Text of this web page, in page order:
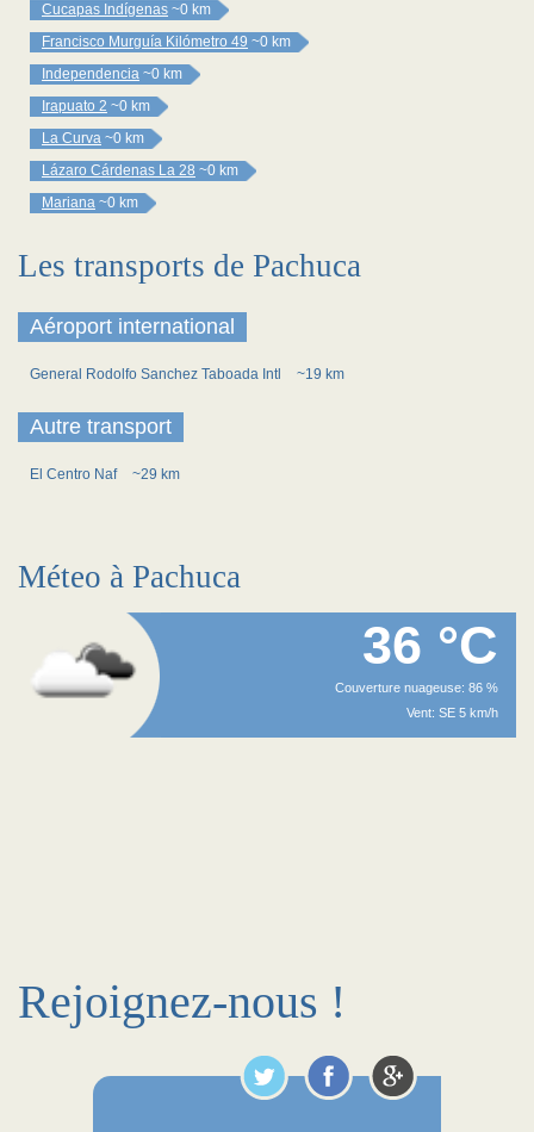
Cucapas Indígenas ~0 km
Francisco Murguía Kilómetro 49 ~0 km
Independencia ~0 km
Irapuato 2 ~0 km
La Curva ~0 km
Lázaro Cárdenas La 28 ~0 km
Mariana ~0 km
Les transports de Pachuca
Aéroport international
General Rodolfo Sanchez Taboada Intl ~19 km
Autre transport
El Centro Naf ~29 km
Méteo à Pachuca
36 °C
Couverture nuageuse: 86 %
Vent: SE 5 km/h
Rejoignez-nous !